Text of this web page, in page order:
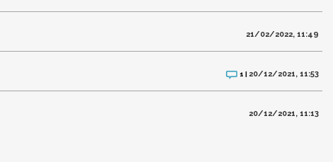
21/02/2022, 11:49
1 | 20/12/2021, 11:53
20/12/2021, 11:13